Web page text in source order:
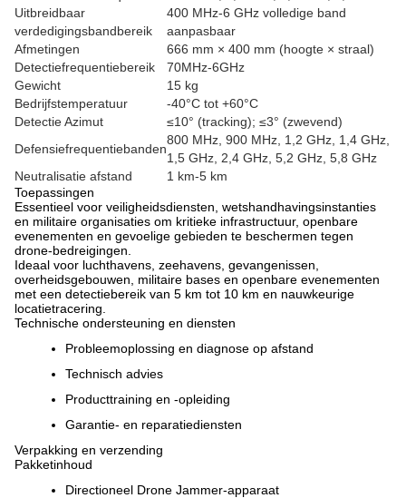
Uitbreidbaar
verdedigingsbandbereik
400 MHz-6 GHz volledige band
aanpasbaar
Afmetingen
666 mm × 400 mm (hoogte × straal)
Detectiefrequentiebereik
70MHz-6GHz
Gewicht
15 kg
Bedrijfstemperatuur
-40°C tot +60°C
Detectie Azimut
≤10° (tracking); ≤3° (zwevend)
Defensiefrequentiebanden
800 MHz, 900 MHz, 1,2 GHz, 1,4 GHz,
1,5 GHz, 2,4 GHz, 5,2 GHz, 5,8 GHz
Neutralisatie afstand
1 km-5 km
Toepassingen
Essentieel voor veiligheidsdiensten, wetshandhavingsinstanties
en militaire organisaties om kritieke infrastructuur, openbare
evenementen en gevoelige gebieden te beschermen tegen
drone-bedreigingen.
Ideaal voor luchthavens, zeehavens, gevangenissen,
overheidsgebouwen, militaire bases en openbare evenementen
met een detectiebereik van 5 km tot 10 km en nauwkeurige
locatietracering.
Technische ondersteuning en diensten
Probleemoplossing en diagnose op afstand
Technisch advies
Producttraining en -opleiding
Garantie- en reparatiediensten
Verpakking en verzending
Pakketinhoud
Directioneel Drone Jammer-apparaat